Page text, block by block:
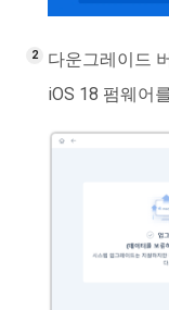
다운그레이드
iOS 18 펌웨어